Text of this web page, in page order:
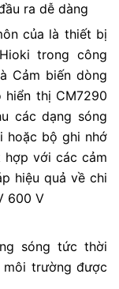
ra dễ dàng
của là thiết bị
trong công
Cảm biến dòng
thị CM7290
các dạng sóng
hoặc bộ ghi nhớ
hợp với các cảm
hiệu quả về chi
600 V
sóng tức thời
trường được